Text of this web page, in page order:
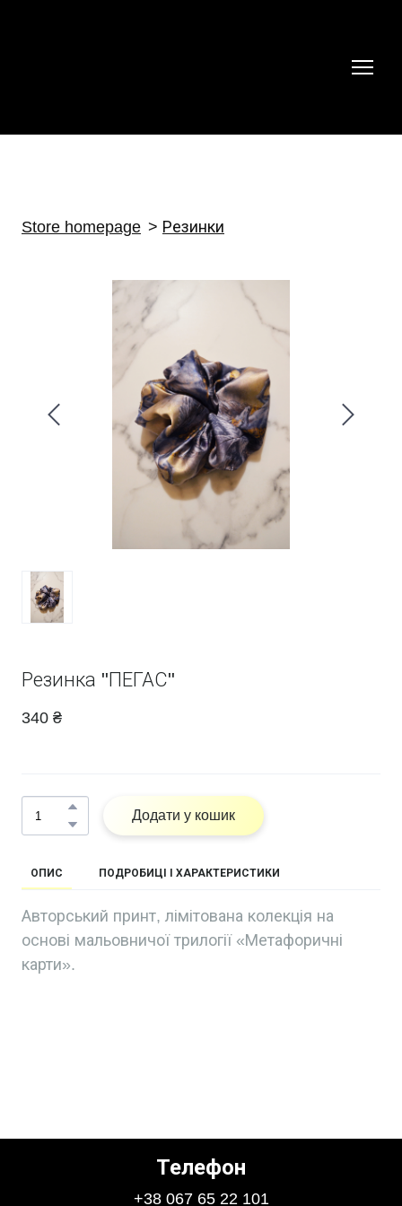
Store homepage Резинки
Резинка "ПЕГАС"
340 ₴
Додати у кошик
ОПИС ПОДРОБИЦІ І ХАРАКТЕРИСТИКИ
Авторський принт, лімітована колекція на
основі мальовничої трилогії «Метафоричні
карти».
Телефон
+38 067 65 22 101